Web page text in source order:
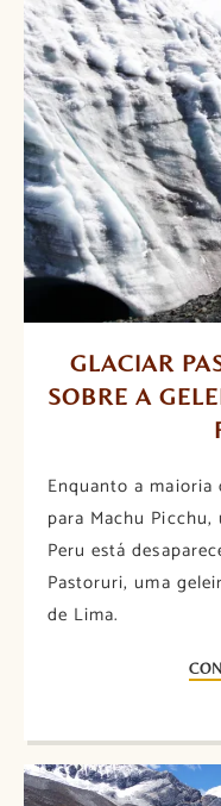
GLACIAR
SOBRE A
Enquanto a
para Machu
Peru está
Pastoruri, uma
de Lima.